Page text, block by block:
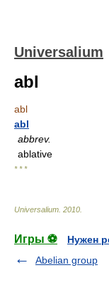
Universalium
abl
abl
abl
abbrev.
ablative
* * *
Universalium 2010
Игры ⚽
Нужен
Abelian group